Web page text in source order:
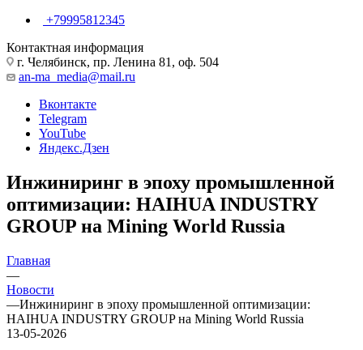
+79995812345
Контактная информация
г. Челябинск, пр. Ленина 81, оф. 504
an-ma_media@mail.ru
Вконтакте
Telegram
YouTube
Яндекс.Дзен
Инжиниринг в эпоху промышленной
оптимизации: HAIHUA INDUSTRY
GROUP на Mining World Russia
Главная
—
Новости
—Инжиниринг в эпоху промышленной оптимизации:
HAIHUA INDUSTRY GROUP на Mining World Russia
13-05-2026